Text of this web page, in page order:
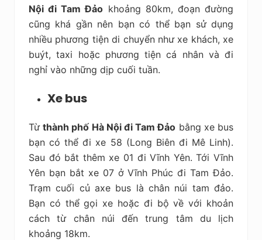
Nội đi Tam Đảo khoảng 80km, đoạn đường
cũng khá gần nên bạn có thể bạn sử dụng
nhiều phương tiện di chuyển như xe khách, xe
buýt, taxi hoặc phương tiện cá nhân và đi
nghỉ vào những dịp cuối tuần.
Xe bus
Từthành phố Hà Nội đi Tam Đảo bằng xe bus
bạn có thể đi xe 58 (Long Biên đi Mê Linh).
Sau đó bắt thêm xe 01 đi Vĩnh Yên. Tới Vĩnh
Yên bạn bắt xe 07 ở Vĩnh Phúc đi Tam Đảo.
Trạm cuối củ axe bus là chân núi tam đảo.
Bạn có thể gọi xe hoặc đi bộ về với khoản
cách từ chân núi đến trung tâm du lịch
khoảng 18km.